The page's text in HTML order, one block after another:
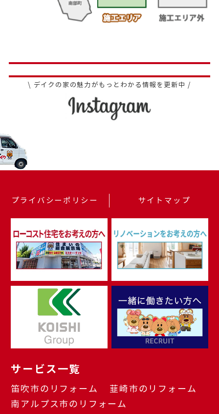
\ デイクの家の魅力がもっとわかる情報を更新中 /
プライバシーポリシー サイトマップ
サービス一覧
笛吹市のリフォーム
韮崎市のリフォーム
南アルプス市のリフォーム